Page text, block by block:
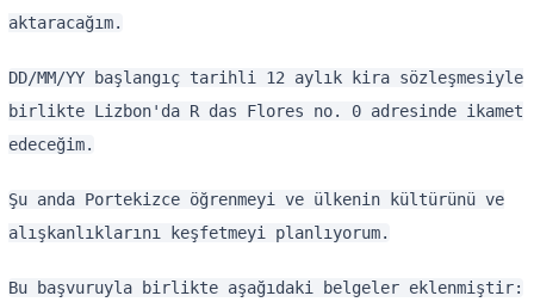
aktaracağım.
DD/MM/YY başlangıç tarihli 12 aylık kira sözleşmesiyle
birlikte Lizbon'da R das Flores no. 0 adresinde ikamet
edeceğim.
Şu anda Portekizce öğrenmeyi ve ülkenin kültürünü ve
alışkanlıklarını keşfetmeyi planlıyorum.
Bu başvuruyla birlikte aşağıdaki belgeler eklenmiştir: